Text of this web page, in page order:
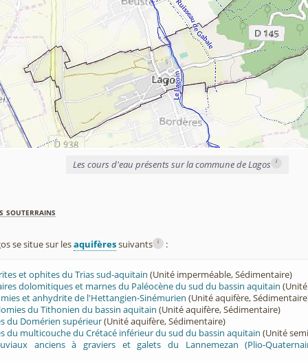
Les cours d'eau présents sur la commune de Lagos i
souterrains
se situe sur lesaquifèressuivants i :
et ophites du Trias sud-aquitain (Unité imperméable, Sédimentaire)
dolomitiques et marnes du Paléocène du sud du bassin aquitain
et anhydrite de l'Hettangien-Sinémurien (Unité aquifère,
du Tithonien du bassin aquitain (Unité aquifère, Sédimentaire)
du Domérien supérieur(Unité aquifère, Sédimentaire)
du multicouche du Crétacé inférieur du sud du bassin aquitain (Unité
anciens à graviers et galets du Lannemezan (Plio-